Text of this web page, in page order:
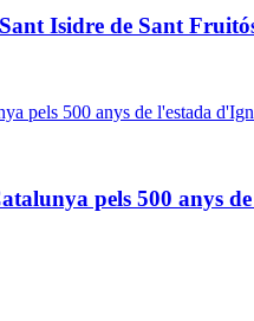
Isidre de Sant
pels 500 anys